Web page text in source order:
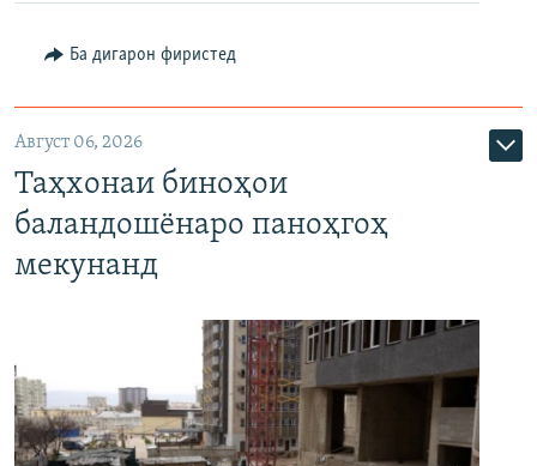
Ба дигарон фиристед
Август 06, 2026
Таҳхонаи биноҳои
баландошёнаро паноҳгоҳ
мекунанд